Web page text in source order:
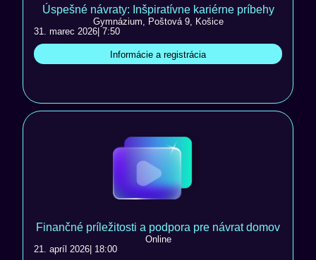
Úspešné návraty: Inšpiratívne kariérne príbehy
Gymnázium, Poštová 9, Košice
31. marec 2026 | 7:50
Informácie a registrácia
Finančné príležitosti a podpora pre návrat domov
Online
21. apríl 2026 | 18:00